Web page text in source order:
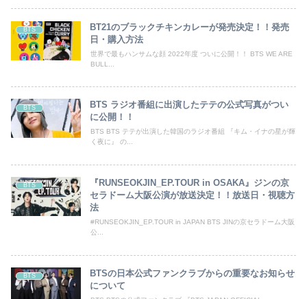
BTS
BT21のブラックチキンカレーが発売決定！！発売
日・購入方法
世界で最もハンサムな顔 2022年度 ついに公開！！ BTS WE ARE
BULL...
BTS
BTS ラジオ番組に出演したテテの公式写真がつい
に公開！！
BTS BTS テテが出演した韓国のラジオ番組 『キム・イナの星が輝
く夜に』 の...
BTS
『RUNSEOKJIN_EP.TOUR in OSAKA』ジンの京
セラドーム大阪公演が放送決定！！放送日・視聴方
法
#RUNSEOKJIN_EP.TOUR in JAPAN BTS JINの京セラドーム大阪
公...
BTS
BTSの日本公式ファンクラブからの重要なお知らせ
について